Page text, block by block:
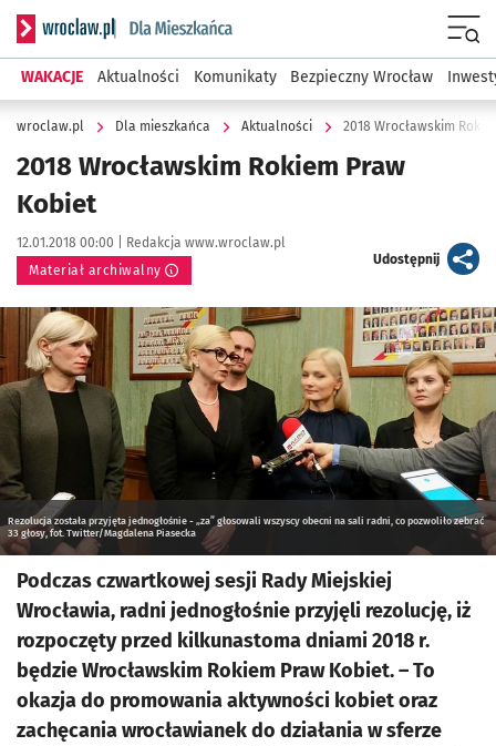
Serwis informacyjny wroclaw.pl podserwis: Dla mieszkańca
WAKACJE Aktualności Komunikaty Bezpieczny Wrocław
wroclaw.pl Dla mieszkańca Aktualności 2018 Wrocławskim
2018 Wrocławskim Rokiem Praw
Kobiet
Data publikacji:
12.01.2018 00:00 | Autor:
Redakcja www.wroclaw.pl
Materiał archiwalny
Udostępnijartykuł
Kliknij, aby powiększyć
Rezolucja została przyjęta jednogłośnie - „za” głosowali wszyscy obecni na sali radni, co pozwoliło zebrać
33 głosy, fot. Twitter/Magdalena Piasecka
Podczas czwartkowej sesji Rady Miejskiej
Wrocławia, radni jednogłośnie przyjęli rezolucję, iż
rozpoczęty przed kilkunastoma dniami 2018 r.
będzie Wrocławskim Rokiem Praw Kobiet. – To
okazja do promowania aktywności kobiet oraz
zachęcania wrocławianek do działania w sferze